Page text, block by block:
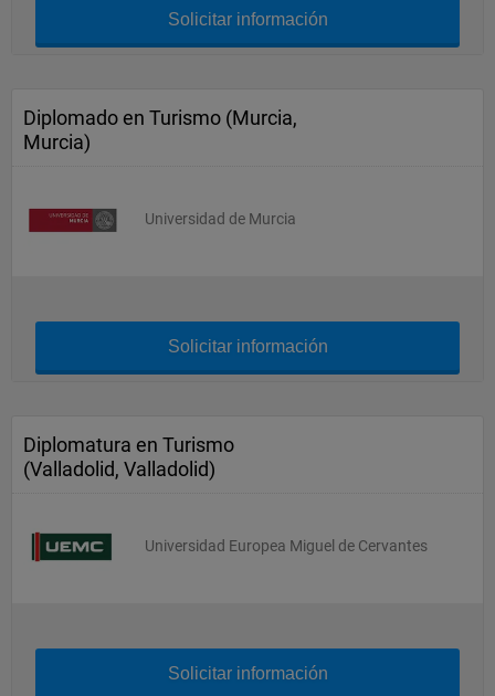
Solicitar información
Diplomado en Turismo (Murcia,
Murcia)
Universidad de Murcia
Solicitar información
Diplomatura en Turismo
(Valladolid, Valladolid)
Universidad Europea Miguel de Cervantes
Solicitar información